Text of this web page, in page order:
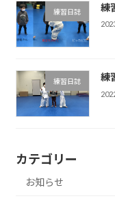
練習日誌 練
練習日誌 練
カテゴリー
お知らせ